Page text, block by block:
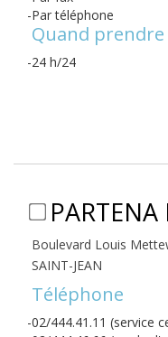
Par téléphone
Quand prendre
24 h/24
Boulevard Louis
SAINT-JEAN
Téléphone
02/444.41.11 (service